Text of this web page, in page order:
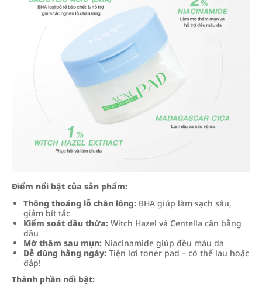
Điểm nổi bật của sản phẩm:
Thông thoáng lỗ chân lông: BHA giúp làm sạch sâu,
giảm bít tắc
Kiểm soát dầu thừa: Witch Hazel và Centella cân bằng
dầu
Mờ thâm sau mụn: Niacinamide giúp đều màu da
Dễ dùng hằng ngày: Tiện lợi toner pad – có thể lau hoặc
đắp!
Thành phần nổi bật: